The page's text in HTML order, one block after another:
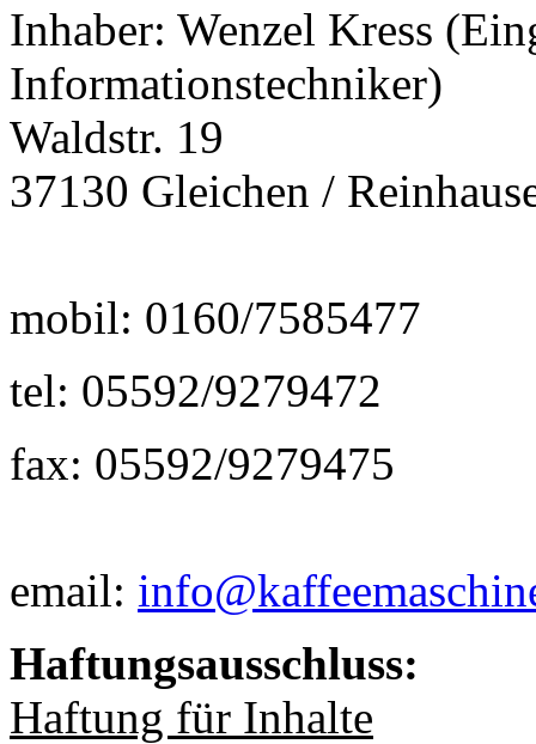
Inhaber: Wenzel Kress
Informationstechniker)
Waldstr. 19
37130 Gleichen /
mobil: 0160/7585477
tel: 05592/9279472
fax: 05592/9279475
email:
Haftungsausschluss:
Haftung für Inhalte